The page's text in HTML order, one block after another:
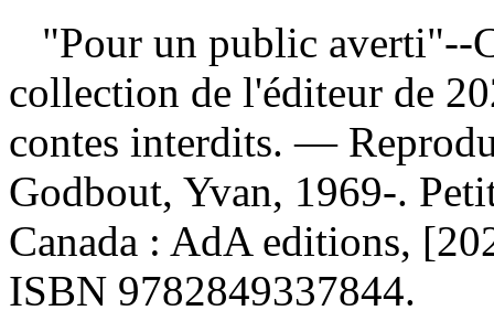
"Pour un public averti"--
collection de l'éditeur de
contes interdits. —
Godbout, Yvan, 1969-.
Canada : AdA editions,
ISBN 9782849337844.